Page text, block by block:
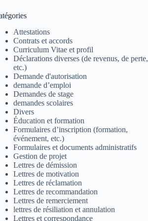
Attestations
Contrats et accords
Curriculum Vitae et profil
Déclarations diverses (de revenus, de perte,
etc.)
Demande d'autorisation
demande d’emploi
Demandes de stage
demandes scolaires
Divers
Éducation et formation
Formulaires d’inscription (formation,
événement, etc.)
Formulaires et documents administratifs
Gestion de projet
Lettres de démission
Lettres de motivation
Lettres de réclamation
Lettres de recommandation
Lettres de remerciement
lettres de résiliation et annulation
Lettres et correspondance